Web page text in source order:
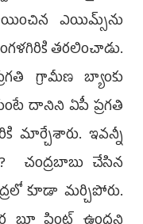
ఎయిమ్స్‌ను
తరలించాడు.
గ్రామీణ బ్యాంకు
దానిని ఏపీ ప్రగతి
మార్చేశారు. ఇవన్నీ
చంద్రబాబు చేసిన
కూడా మర్చిపోరు.